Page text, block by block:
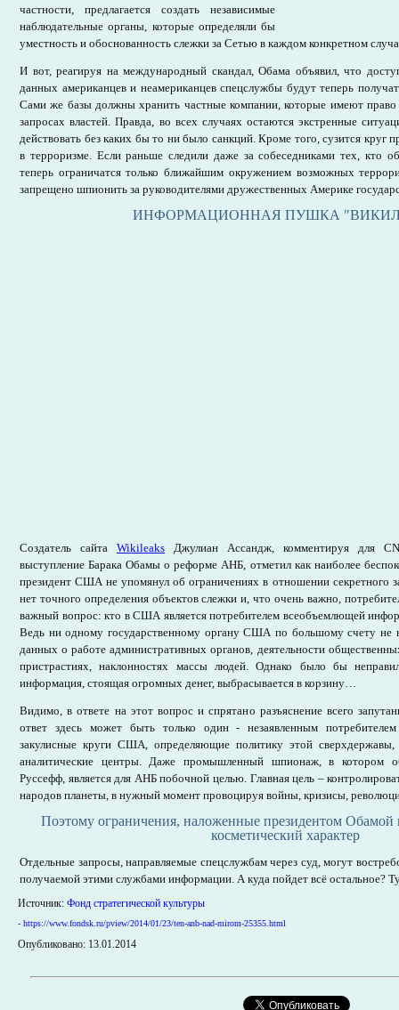
частности, предлагается создать независимые
наблюдательные органы, которые определяли бы
уместность и обоснованность слежки за Сетью в каждом конкретном
И вот, реагируя на международный скандал, Обама объявил, что
данных американцев и неамериканцев спецслужбы будут теперь
Сами же базы должны хранить частные компании, которые имеют
запросах властей. Правда, во всех случаях остаются экстренные
действовать без каких бы то ни было санкций. Кроме того, сузится круг
в терроризме. Если раньше следили даже за собеседниками тех, кто
теперь ограничатся только ближайшим окружением возможных
запрещено шпионить за руководителями дружественных Америке
ИНФОРМАЦИОННАЯ ПУШКА
Создатель сайта Wikileaks Джулиан Ассандж, комментируя для
выступление Барака Обамы о реформе АНБ, отметил как наиболее
президент США не упомянул об ограничениях в отношении секретного
нет точного определения объектов слежки и, что очень важно,
важный вопрос: кто в США является потребителем всеобъемлющей
Ведь ни одному государственному органу США по большому счету не
данных о работе административных органов, деятельности
пристрастиях, наклонностях массы людей. Однако было бы
информация, стоящая огромных денег, выбрасывается в корзину…
Видимо, в ответе на этот вопрос и спрятано разъяснение всего
ответ здесь может быть только один - незаявленным
закулисные круги США, определяющие политику этой
аналитические центры. Даже промышленный шпионаж, в котором
Руссефф, является для АНБ побочной целью. Главная цель –
народов планеты, в нужный момент провоцируя войны, кризисы,
Поэтому ограничения, наложенные президентом Обамой
косметический характер
Отдельные запросы, направляемые спецслужбам через суд, могут
получаемой этими службами информации. А куда пойдет всё остальное?
Источник: Фонд стратегической культуры
- https://www.fondsk.ru/pview/2014/01/23/ten-anb-nad-mirom-25355.html
Опубликовано: 13.01.2014